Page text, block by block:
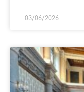
03/06/2026